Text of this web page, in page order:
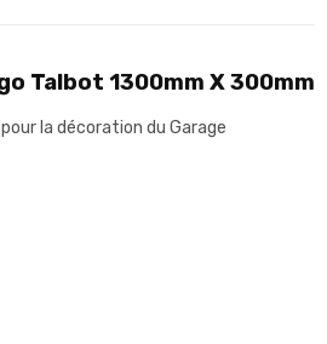
Talbot 1300mm X 300mm
la décoration du Garage